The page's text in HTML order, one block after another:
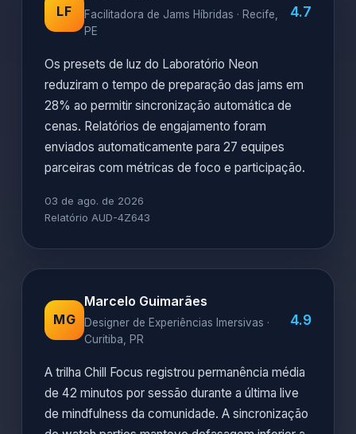
06 de ago. de 2026
Relatório AUD-BPS5B
LF
Luiza Freire
Facilitadora de Jams Híbridas · Recife,
PE
reduziram o tempo de preparação das jams em
28% ao permitir sincronização automática de
cenas. Relatórios de engajamento foram
enviados automaticamente para 27 equipes
03 de ago. de 2026
Relatório AUD-4Z643
Marcelo Guimarães